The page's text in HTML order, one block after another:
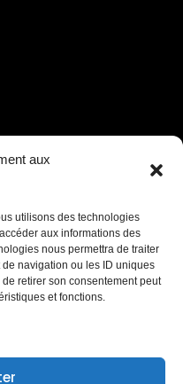
aux
utilisons des technologies
aux informations des
nous permettra de traiter
navigation ou les ID uniques
retirer son consentement peut
et fonctions.